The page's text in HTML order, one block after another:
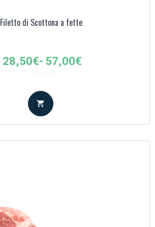
Filetto di Scottona a fette
28,50€- 57,00€
Fascia
prezzo:
da
28,50€